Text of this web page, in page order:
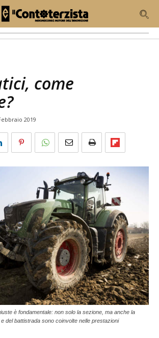
come
2019
è fondamentale: non solo la sezione, ma anche la
del battistrada sono coinvolte nelle prestazioni